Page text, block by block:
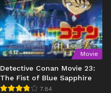
Movie
Detective Conan Movie 23:
The Fist of Blue Sapphire
7.84